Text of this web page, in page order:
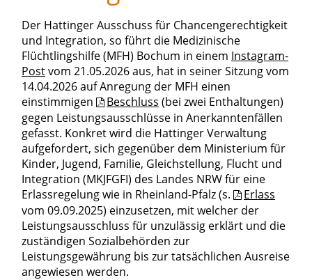
Der Hattinger Ausschuss für Chancengerechtigkeit
und Integration, so führt die Medizinische
Flüchtlingshilfe (MFH) Bochum in einem Instagram-
Postvom 21.05.2026 aus, hat in seiner Sitzung vom
14.04.2026 auf Anregung der MFH einen
einstimmigen
Beschluss (bei zwei Enthaltungen)
gegen Leistungsausschlüsse in Anerkanntenfällen
gefasst. Konkret wird die Hattinger Verwaltung
aufgefordert, sich gegenüber dem Ministerium für
Kinder, Jugend, Familie, Gleichstellung, Flucht und
Integration (MKJFGFI) des Landes NRW für eine
Erlassregelung wie in Rheinland-Pfalz (s.
Erlass
vom 09.09.2025) einzusetzen, mit welcher der
Leistungsausschluss für unzulässig erklärt und die
zuständigen Sozialbehörden zur
Leistungsgewährung bis zur tatsächlichen Ausreise
angewiesen werden.